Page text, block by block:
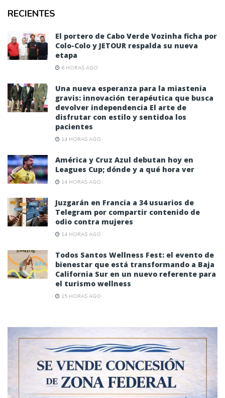
RECIENTES
El portero de Cabo Verde Vozinha ficha por
Colo-Colo y JETOUR respalda su nueva
etapa
6 HORAS AGO
Una nueva esperanza para la miastenia
gravis: innovación terapéutica que busca
devolver independencia El arte de
disfrutar con estilo y sentidoa los
pacientes
14 HORAS AGO
América y Cruz Azul debutan hoy en
Leagues Cup; dónde y a qué hora ver
14 HORAS AGO
Juzgarán en Francia a 34 usuarios de
Telegram por compartir contenido de
odio contra mujeres
14 HORAS AGO
Todos Santos Wellness Fest: el evento de
bienestar que está transformando a Baja
California Sur en un nuevo referente para
el turismo wellness
15 HORAS AGO